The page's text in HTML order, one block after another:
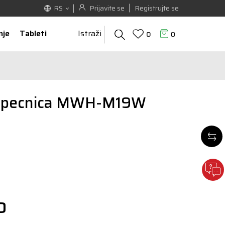
Prijavite se Registrujte se
RS
Tableti Istraži 0 0
MWH-M19W